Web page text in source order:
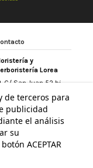
y
Lorea
C/ San Juan 52 bj
Altsasu /
(Navarra)
948 467 426
de terceros para
publicidad
el análisis
su
ACEPTAR